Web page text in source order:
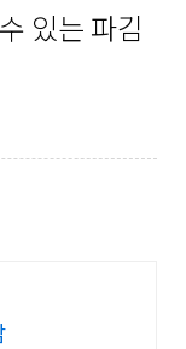
있는 파김